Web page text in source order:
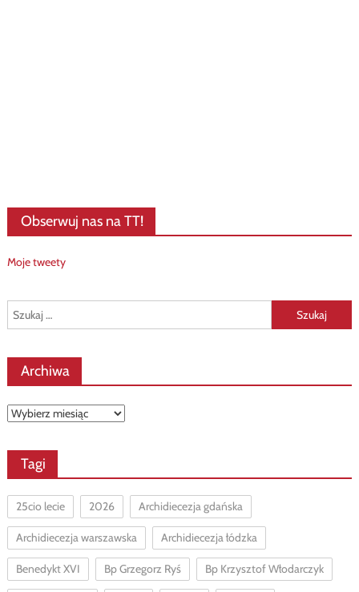
Obserwuj nas na TT!
Moje tweety
Szukaj:
Archiwa
Archiwa
Tagi
25cio lecie 2026 Archidiecezja gdańska
Archidiecezja warszawska Archidiecezja łódzka
Benedykt XVI Bp Grzegorz Ryś Bp Krzysztof Włodarczyk